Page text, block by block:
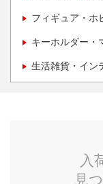
フィギュア・ホ
キーホルダー・
生活雑貨・イン